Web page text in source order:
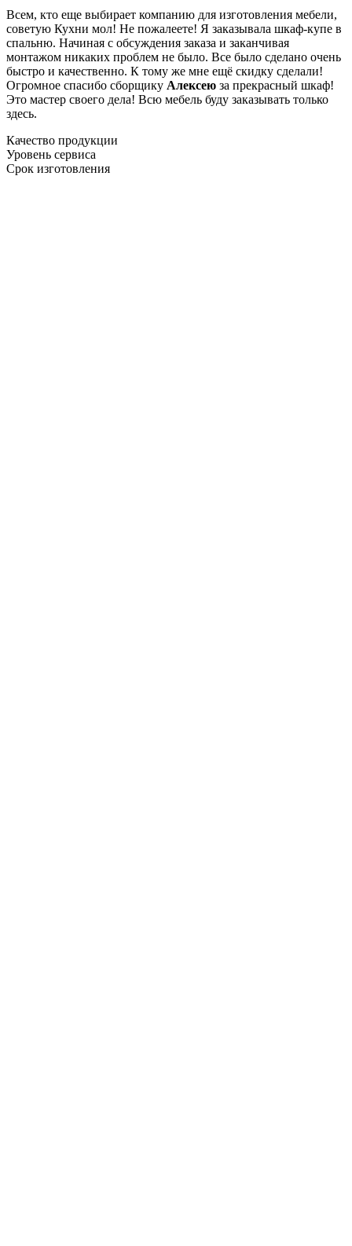
Всем, кто еще выбирает компанию для изготовления мебели,
советую Кухни мол! Не пожалеете! Я заказывала шкаф-купе в
спальню. Начиная с обсуждения заказа и заканчивая
монтажом никаких проблем не было. Все было сделано очень
быстро и качественно. К тому же мне ещё скидку сделали!
Огромное спасибо сборщику Алексею за прекрасный шкаф!
Это мастер своего дела! Всю мебель буду заказывать только
здесь.
Качество продукции
Уровень сервиса
Срок изготовления